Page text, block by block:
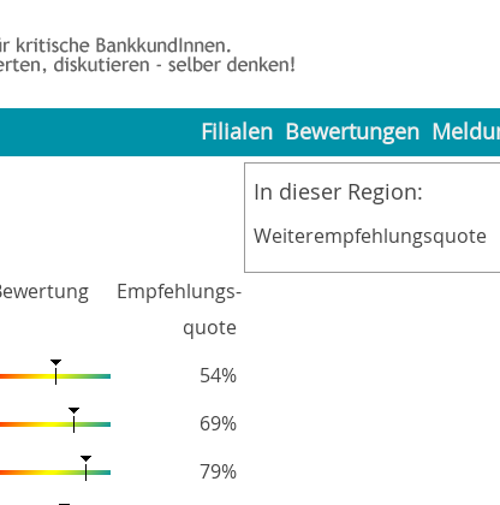
Filialen Bewertungen
In dieser Region:
Weiterempfehlungsquote
Empfehlungs-
quote
54%
69%
79%